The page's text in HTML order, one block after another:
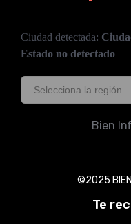
Ciudad detectada:
Estado no detectado
Bien
©2025 BIEN
Te